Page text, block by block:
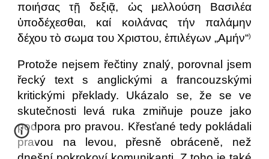
ποιήσας τῇ δεξιᾷ, ὡς μελλούση Βασιλέα
ὑποδέχεσθαι, καί κοιλάνας τήν παλάμην
δέχου τὸ σωμα του Χριστου, ἐπιλέγων „Αμήν“)
Protože nejsem řečtiny znalý, porovnal jsem
řecký text s anglickými a francouzskými
kritickými překlady. Ukázalo se, že se ve
skutečnosti levá ruka zmiňuje pouze jako
podpora pro pravou. Křesťané tedy pokládali
pravou na levou, přesně obráceně, než